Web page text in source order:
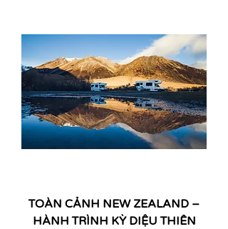
TOÀN CẢNH NEW ZEALAND –
HÀNH TRÌNH KỲ DIỆU THIÊN